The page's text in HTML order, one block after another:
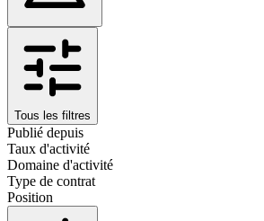
Tous les filtres
Publié depuis
Taux d'activité
Domaine d'activité
Type de contrat
Position